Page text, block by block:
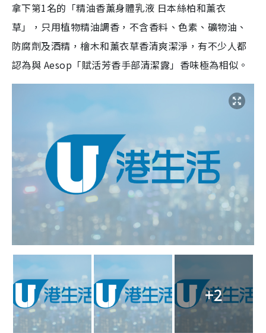
拿下第1名的「精油香薰身體乳液 日本絲柏和薰衣
草」，只用植物精油調香，不含香料、色素、礦物油、
防腐劑及酒精，檜木和薰衣草香清爽潔淨，有不少人都
認為與 Aesop「賦活芳香手部清潔露」香味極為相似。
+2